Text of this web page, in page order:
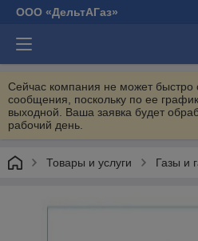
ООО «ДельтАГаз»
Сейчас компания не может быстро
сообщения, поскольку по ее
выходной. Ваша заявка будет
рабочий день.
Товары и услуги Газы и